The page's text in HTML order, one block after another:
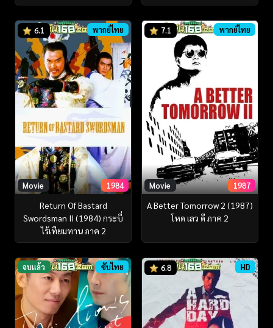
6.1 พากย์ไทย
Movie 1984
Return Of Bastard
Swordsman II (1984) กระบี่
ไร้เทียมทาน ภาค 2
7.1 พากย์ไทย
Movie 1987
A Better Tomorrow 2 (1987)
โหด เลว ดี ภาค 2
จบแล้ว ซับไทย 6.8 HD